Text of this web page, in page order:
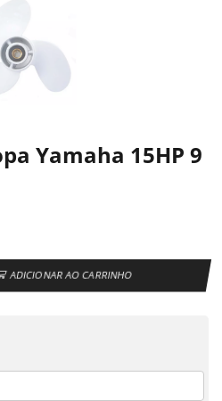
Yamaha 15HP 9
ADICIONAR AO CARRINHO